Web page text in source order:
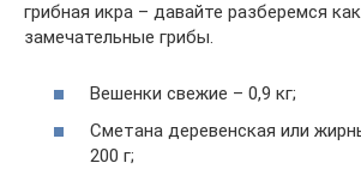
грибная икра – давайте разберемся
замечательные грибы.
Вешенки свежие – 0,9 кг;
Сметана деревенская или
200 г;